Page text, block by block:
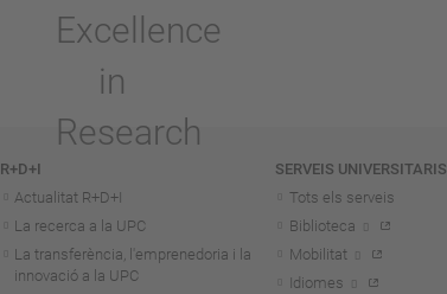
R+D+I
Actualitat R+D+I
La recerca a la UPC
La transferència, l'emprenedoria i la
innovació a la UPC
SERVEIS UNIVERSITARIS
Tots els serveis
Biblioteca
Mobilitat
Idiomes